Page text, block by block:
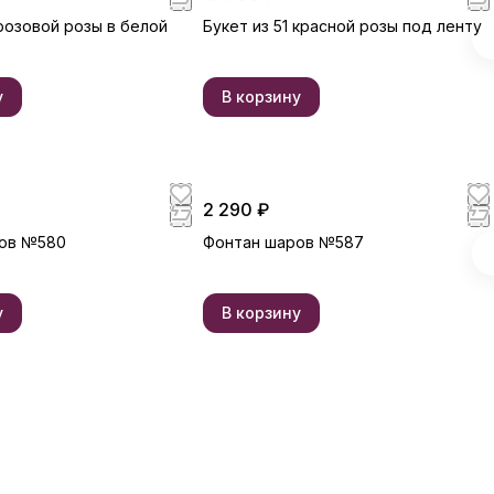
розы в белой
Букет из 51 красной розы под ленту
В корзину
№580
2 290 ₽
Фонтан шаров №587
В корзину